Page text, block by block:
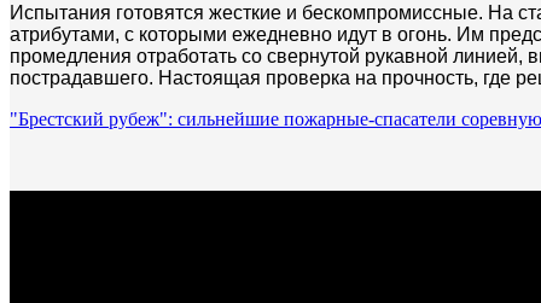
Испытания готовятся жесткие и бескомпромиссные. На
атрибутами, с которыми ежедневно идут в огонь. Им
промедления отработать со свернутой рукавной линией,
пострадавшего. Настоящая проверка на прочность, где
"Брестский рубеж": сильнейшие пожарные-спасатели